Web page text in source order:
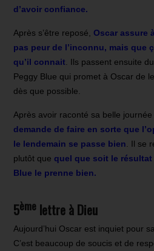
d’avoir confiance.
Après s’être reposé, Oscar assure
pas peur de l’inconnu, mais que
qu’il connait . Ils passent ensuite
Peggy Blue qui promet à Oscar de
dès que possible.
Après avoir raconté sa belle journée
demande de faire en sorte que
le lendemain se passe bien . Il se
plutôt que quel que soit le résultat
Blue le prenne bien.
5ème lettre à Dieu
Aujourd’hui Oscar est inquiet pour
C’est beaucoup de soucis et de